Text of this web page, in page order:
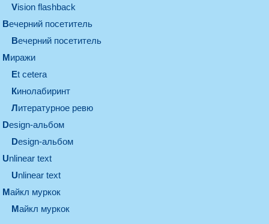
Vision flashback
вечерний посетитель
вечерний посетитель
миражи
et cetera
кинолабиринт
литературное ревю
design-альбом
design-альбом
unlinear text
Unlinear text
майкл муркок
майкл муркок